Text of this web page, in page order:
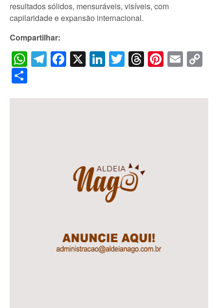
resultados sólidos, mensuráveis, visíveis, com
capilaridade e expansão internacional.
Compartilhar:
WhatsApp
Telegram
Facebook
X LinkedIn
Twitter
Threads